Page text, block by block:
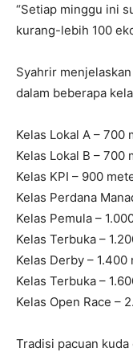
“Setiap minggu ini
kurang-lebih 100
Syahrir
dalam beberapa
Kelas Lokal A – 700
Kelas Lokal B – 700
Kelas KPI – 900
Kelas Perdana
Kelas Pemula –
Kelas Terbuka –
Kelas Derby – 1.400
Kelas Terbuka –
Kelas Open Race –
Tradisi pacuan